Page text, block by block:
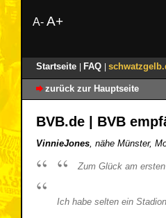
A- A+
Startseite FAQ
zurück zur Hauptseite
BVB.de | BVB
VinnieJones nähe Münster,
Zum Glück am
Ich habe selten ein